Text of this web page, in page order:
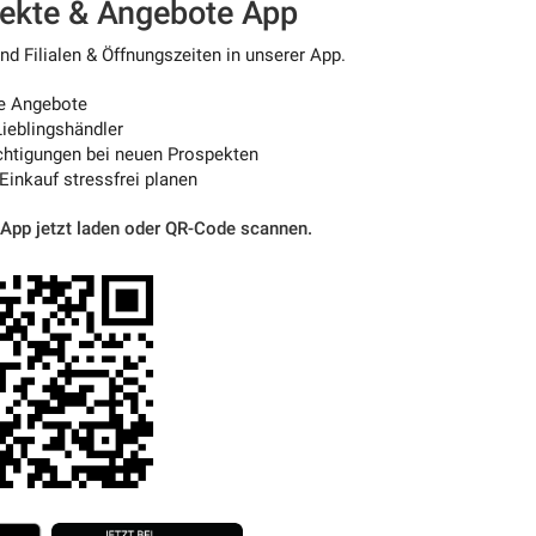
& Angebote App
Filialen & Öffnungszeiten in unserer App.
Angebote
bei neuen Prospekten
stressfrei planen
jetzt laden oder QR-Code scannen.